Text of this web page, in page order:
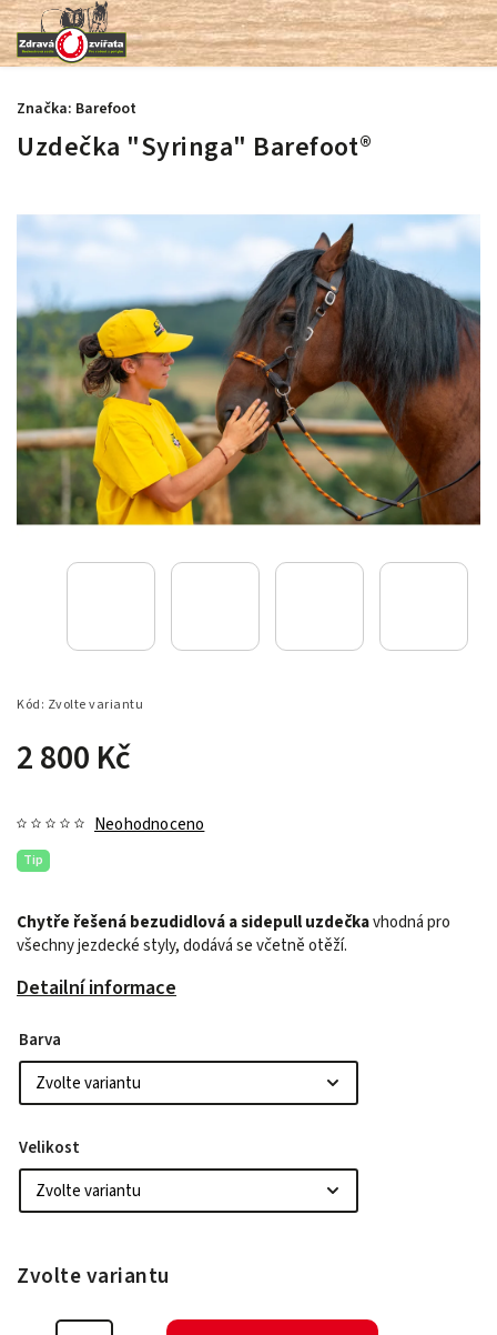
Uzdečka "Syringa" Barefoot®
Kód: Zvolte variantu
2 800 Kč
Tip
Neohodnoceno
Chytře řešená bezudidlová a sidepull uzdečkavhodná pro
všechny jezdecké styly, dodává se včetně otěží.
Detailní informace
Značka: Barefoot
Barva
Velikost
Zvolte variantu